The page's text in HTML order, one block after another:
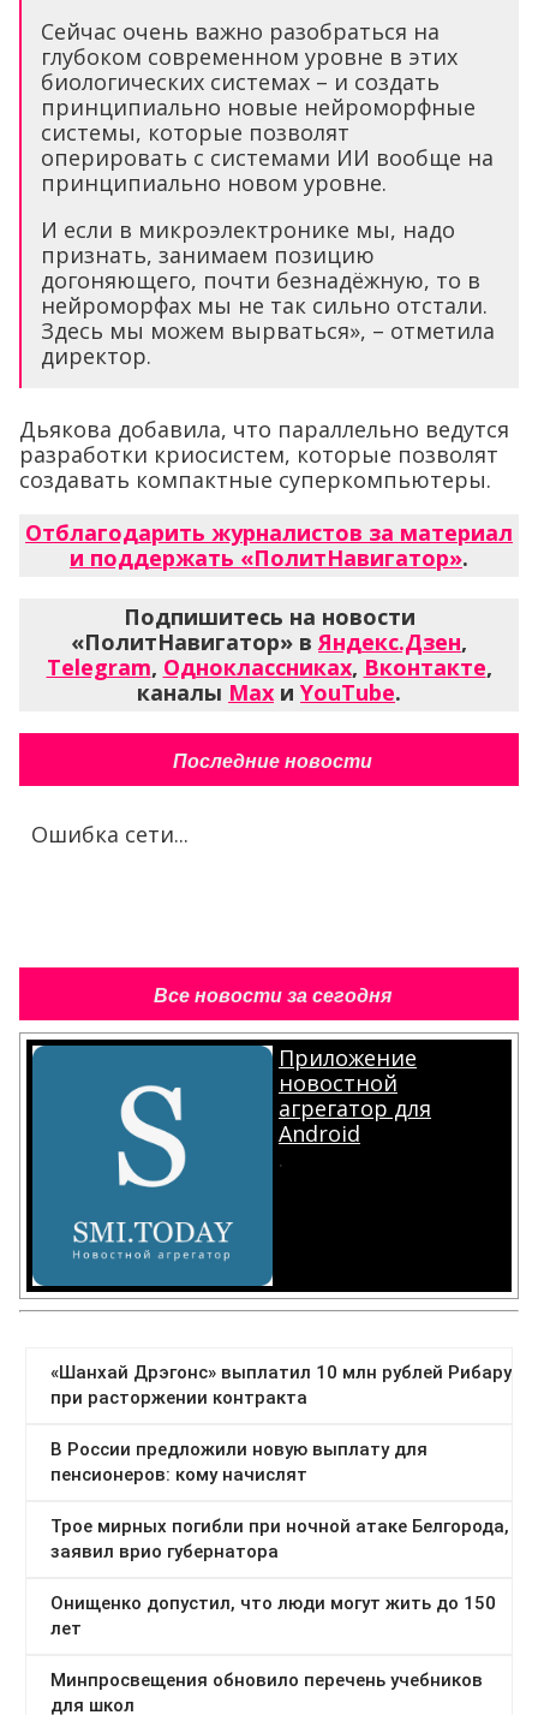
Сейчас очень важно разобраться на
глубоком современном уровне в этих
биологических системах – и создать
принципиально новые нейроморфные
системы, которые позволят
оперировать с системами ИИ вообще на
принципиально новом уровне.
И если в микроэлектронике мы, надо
признать, занимаем позицию
догоняющего, почти безнадёжную, то в
нейроморфах мы не так сильно отстали.
Здесь мы можем вырваться», – отметила
директор.
Дьякова добавила, что параллельно ведутся
разработки криосистем, которые позволят
создавать компактные суперкомпьютеры.
Отблагодарить журналистов за материал
и поддержать «ПолитНавигатор».
Подпишитесь на новости
«ПолитНавигатор» в Яндекс.Дзен,
Telegram, Одноклассниках, Вконтакте,
каналы Max и YouTube.
Последние новости
Ошибка сети...
Все новости за сегодня
Приложение
новостной
агрегатор для
Android
.